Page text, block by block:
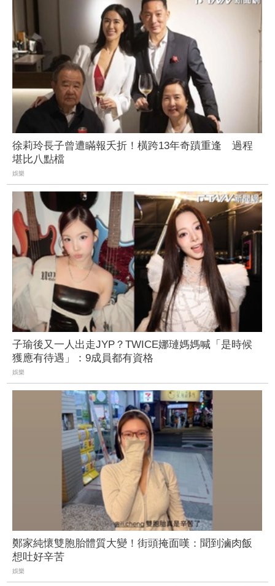
徐莉玲長子曾遭瞞報夭折！橫跨13年奇蹟重逢 過程
堪比八點檔
娛樂
子瑜後又一人出走JYP？TWICE娜璉媽媽喊「是時候
獲應有待遇」：9成員都有資格
娛樂
鄭家純懷雙胞胎體質大變！街頭掩面嘆：聞到滷肉飯
想吐好辛苦
娛樂